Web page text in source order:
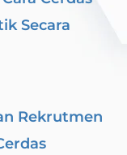
Secara
Rekrutmen